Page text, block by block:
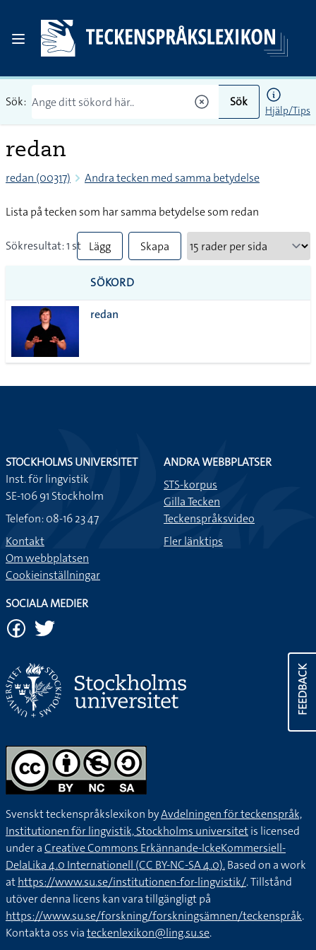
Sök: Sök
Hjälp/Tips
redan
redan (00317) Andra tecken med samma betydelse
Lista på tecken som har samma betydelse som redan
Sökresultat: 1 st Lägg
till
alla i
Skapa
SÖKORD
redan
FEEDBACK
STOCKHOLMS UNIVERSITET
Inst. för lingvistik
SE-106 91 Stockholm
Telefon: 08-16 23 47
Kontakt
Om webbplatsen
Cookieinställningar
ANDRA WEBBPLATSER
STS-korpus
Gilla Tecken
Teckenspråksvideo
Fler länktips
SOCIALA MEDIER
Svenskt teckenspråkslexikon byAvdelningen för teckenspråk,
Institutionen för lingvistik, Stockholms universitetis licensed
under aCreative Commons Erkännande-IckeKommersiell-
DelaLika 4.0 Internationell (CC BY-NC-SA 4.0).Based on a work
athttps://www.su.se/institutionen-for-lingvistik/. Tillstånd
utöver denna licens kan vara tillgängligt på
https://www.su.se/forskning/forskningsämnen/teckenspråk.
Kontakta oss viateckenlexikon@ling.su.se.